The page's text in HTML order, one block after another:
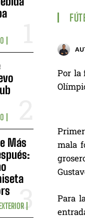
Más
Por la
mala
Para